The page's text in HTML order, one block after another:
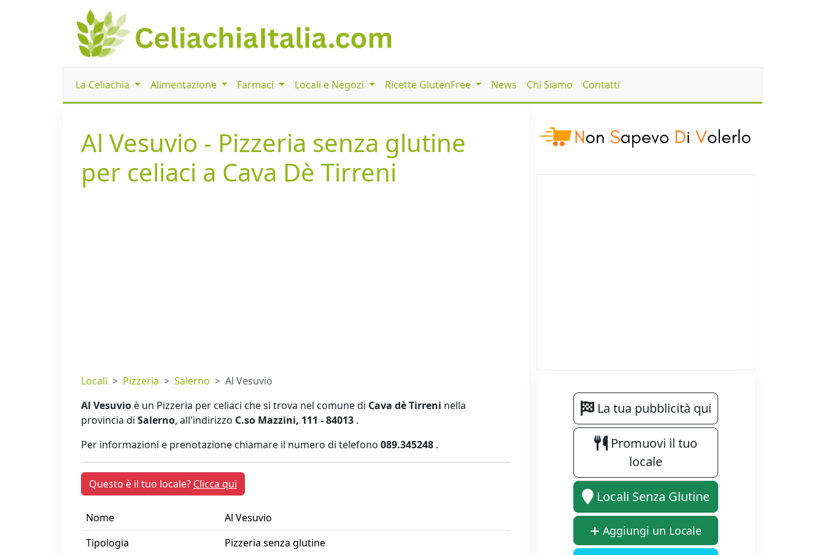
La Celiachia Alimentazione Farmaci Locali e Negozi Ricette GlutenFree News Chi Siamo Contatti
Al Vesuvio - Pizzeria senza glutine
per celiaci a Cava Dè Tirreni
Locali Pizzeria Salerno
Al Vesuvio
Al Vesuvio è un Pizzeria per celiaci che si trova nel comune di Cava dè Tirreni nella
provincia di Salerno, all'indirizzo C.so Mazzini, 111 - 84013 .
Per informazioni e prenotazione chiamare il numero di telefono 089.345248 .
Questo è il tuo locale? Clicca qui
Nome
Al Vesuvio
Tipologia
Pizzeria senza glutine
La tua pubblicità qui
Promuovi il tuo
locale
Locali Senza Glutine
Aggiungi un Locale